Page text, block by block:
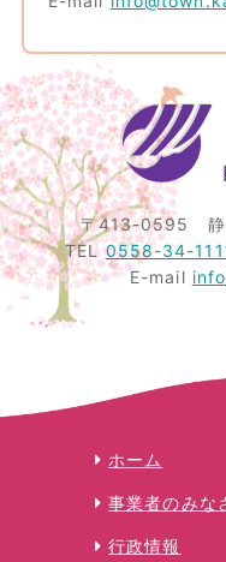
〒413-0595
TEL0558-34-
E-mail
ホーム
事業者のみな
行政情報